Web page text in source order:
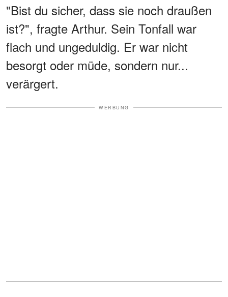
"Bist du sicher, dass sie noch draußen
ist?", fragte Arthur. Sein Tonfall war
flach und ungeduldig. Er war nicht
besorgt oder müde, sondern nur...
verärgert.
WERBUNG